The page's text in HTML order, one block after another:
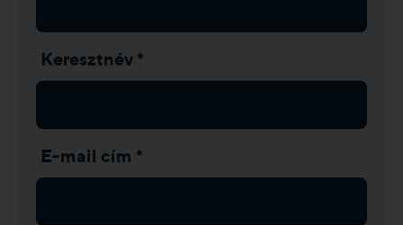
Keresztnév *
E-mail cím *